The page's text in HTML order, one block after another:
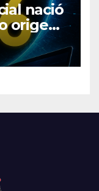
nació
origen